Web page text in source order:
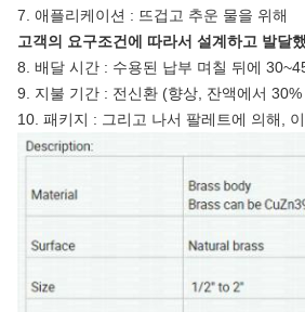
7. 애플리케이션 : 뜨겁고 추운 물을 위해
고객의 요구조건에 따라서 설계하고 발달
8. 배달 시간 : 수용된 납부 며칠 뒤에
9. 지불 기간 : 전신환 (향상, 잔액에서
10. 패키지 : 그리고 나서 팔레트에 의해,